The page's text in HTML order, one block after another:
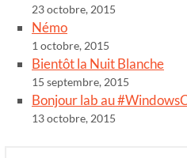
23 octobre, 2015
Némo
1 octobre, 2015
Bientôt la Nuit Blanche
15 septembre, 2015
Bonjour lab au
13 octobre, 2015